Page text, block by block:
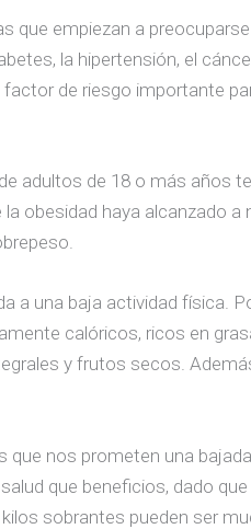
empiezan a
la hipertensión, el
de riesgo importante
adultos de 18 o más años
obesidad haya alcanzado
a una baja actividad física.
calóricos, ricos en
y frutos secos.
nos prometen una
que beneficios, dado
sobrantes pueden ser